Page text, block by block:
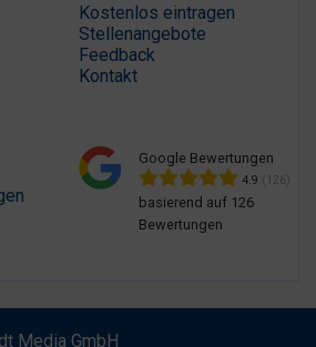
Kostenlos eintragen
Stellenangebote
Feedback
Kontakt
Google Bewertungen
4.9 (126)
basierend auf 126
Bewertungen
Media GmbH